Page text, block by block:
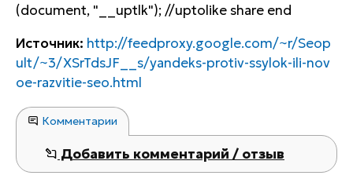
(document, "__uptlk"); //uptolike share end
Источник: http://feedproxy.google.com/~r/Seop
ult/~3/XSrTdsJF__s/yandeks-protiv-ssylok-ili-nov
oe-razvitie-seo.html
Комментарии
Добавить комментарий / отзыв